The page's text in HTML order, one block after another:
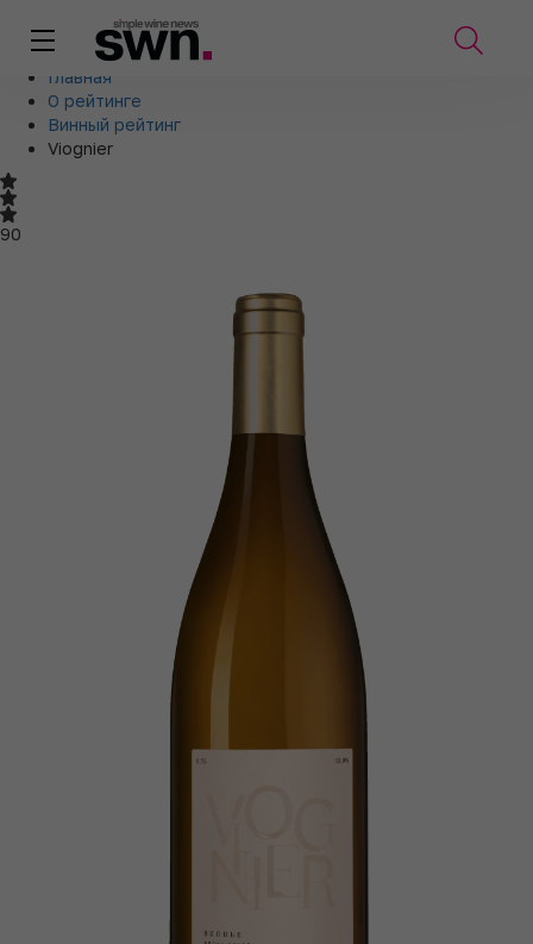
Главная
О рейтинге
Винный рейтинг
Viognier
90